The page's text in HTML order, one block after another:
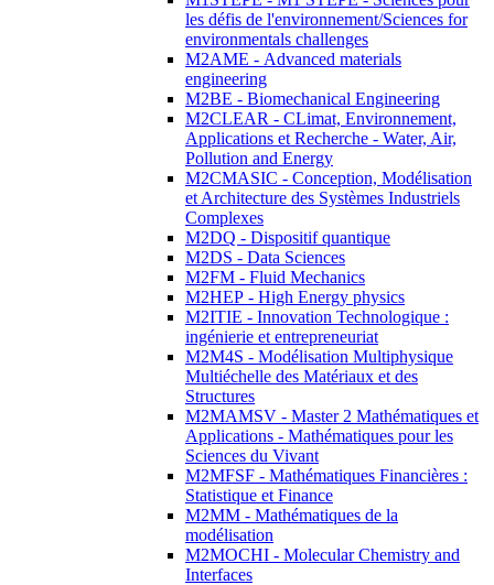
les défis de l'environnement/Sciences for
environmentals challenges
M2AME - Advanced materials
engineering
M2BE - Biomechanical Engineering
M2CLEAR - CLimat, Environnement,
Applications et Recherche - Water, Air,
Pollution and Energy
M2CMASIC - Conception, Modélisation
et Architecture des Systèmes Industriels
Complexes
M2DQ - Dispositif quantique
M2DS - Data Sciences
M2FM - Fluid Mechanics
M2HEP - High Energy physics
M2ITIE - Innovation Technologique :
ingénierie et entrepreneuriat
M2M4S - Modélisation Multiphysique
Multiéchelle des Matériaux et des
Structures
M2MAMSV - Master 2 Mathématiques et
Applications - Mathématiques pour les
Sciences du Vivant
M2MFSF - Mathématiques Financières :
Statistique et Finance
M2MM - Mathématiques de la
modélisation
M2MOCHI - Molecular Chemistry and
Interfaces